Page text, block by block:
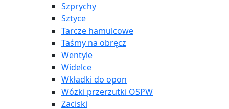
Szprychy
Sztyce
Tarcze hamulcowe
Taśmy na obręcz
Wentyle
Widelce
Wkładki do opon
Wózki przerzutki OSPW
Zaciski